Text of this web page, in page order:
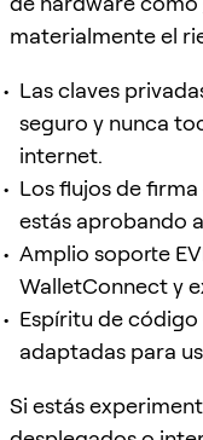
materialmente el
Las claves
seguro y nunca
internet.
Los flujos de
estás aprobando
Amplio soporte
WalletConnect y
Espíritu de
adaptadas para
Si estás